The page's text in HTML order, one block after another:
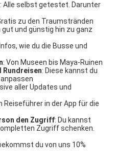
: Alle selbst getestet. Darunter
zu den Traumstränden
gut und günstig hin zu ganz
wie du die Busse und
: Von Museen bis Maya-Ruinen
Rundreisen: Diese kannst du
aller Updates und
Reiseführer in der App für die
den Zugriff: Du kannst
Zugriff schenken.
du von uns 10%